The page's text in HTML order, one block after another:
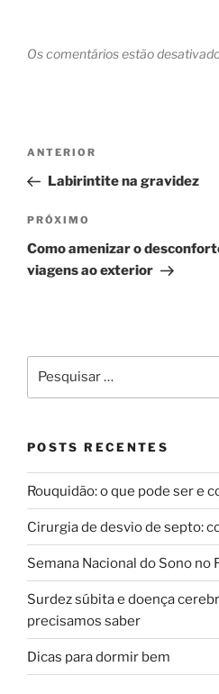
Os comentários estão
Navegação
Post
Post
anterior
ANTERIOR
Labirintite na gravidez
Próximo
post
PRÓXIMO
Como amenizar o
viagens ao exterior
por:
POSTS RECENTES
Rouquidão: o que pode ser e
Cirurgia de desvio de septo:
Semana Nacional do Sono no
Surdez súbita e doença
precisamos saber
Dicas para dormir bem